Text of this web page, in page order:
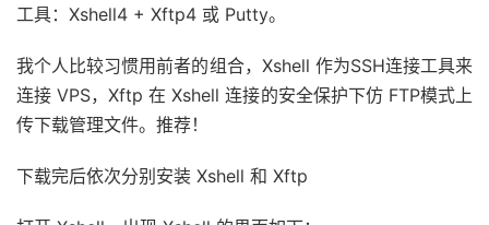
工具：Xshell4 + Xftp4 或 Putty。
我个人比较习惯用前者的组合，Xshell 作为SSH连接工具来
连接 VPS，Xftp 在 Xshell 连接的安全保护下仿 FTP模式上
传下载管理文件。推荐！
下载完后依次分别安装 Xshell 和 Xftp